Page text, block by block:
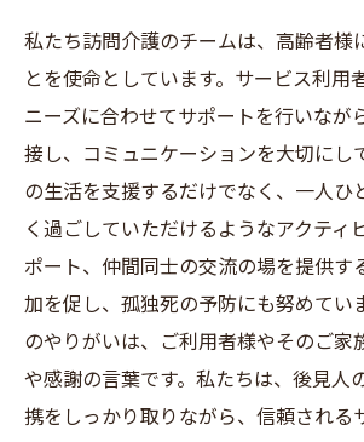
私たち訪問介護のチームは、高齢者様
とを使命としています。サービス利用
ニーズに合わせてサポートを行いなが
接し、コミュニケーションを大切にし
の生活を支援するだけでなく、一人ひ
く過ごしていただけるようなアクティ
ポート、仲間同士の交流の場を提供す
加を促し、孤独死の予防にも努めてい
のやりがいは、ご利用者様やそのご家
や感謝の言葉です。私たちは、後見人
携をしっかり取りながら、信頼される